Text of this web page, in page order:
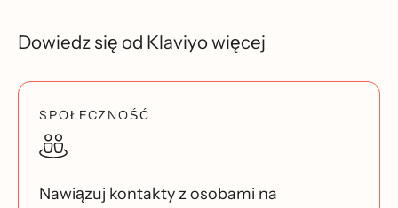
Dowiedz się od Klaviyo więcej
SPOŁECZNOŚĆ
Nawiązuj kontakty z osobami na